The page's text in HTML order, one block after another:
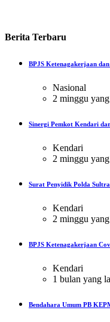
Berita Terbaru
BPJS Ketenagakerjaan
Nasional
2 minggu
Sinergi Pemkot Kendari
Kendari
2 minggu
Surat Penyidik Polda
Kendari
2 minggu
BPJS Ketenagakerjaan
Kendari
1 bulan yang
Bendahara Umum PB